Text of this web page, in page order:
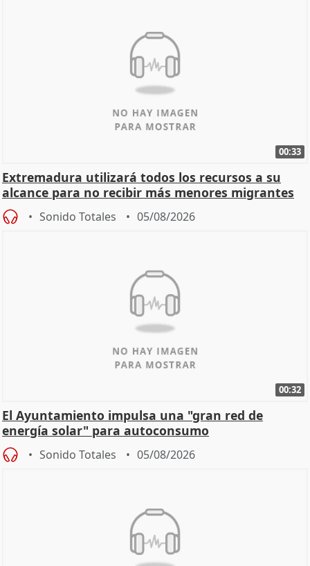
00:33
Extremadura utilizará todos los recursos a su
alcance para no recibir más menores migrantes
Sonido Totales 05/08/2026
00:32
El Ayuntamiento impulsa una "gran red de
energía solar" para autoconsumo
Sonido Totales 05/08/2026